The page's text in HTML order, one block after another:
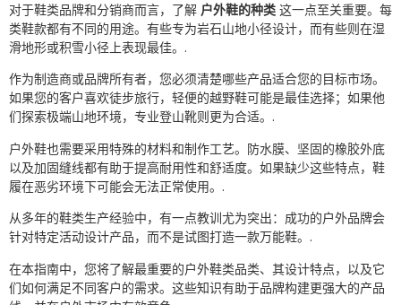
对于鞋类品牌和分销商而言，了解 户外鞋的种类 这一点至关重要。每
类鞋款都有不同的用途。有些专为岩石山地小径设计，而有些则在湿
滑地形或积雪小径上表现最佳。.
作为制造商或品牌所有者，您必须清楚哪些产品适合您的目标市场。
如果您的客户喜欢徒步旅行，轻便的越野鞋可能是最佳选择；如果他
们探索极端山地环境，专业登山靴则更为合适。.
户外鞋也需要采用特殊的材料和制作工艺。防水膜、坚固的橡胶外底
以及加固缝线都有助于提高耐用性和舒适度。如果缺少这些特点，鞋
履在恶劣环境下可能会无法正常使用。.
从多年的鞋类生产经验中，有一点教训尤为突出：成功的户外品牌会
针对特定活动设计产品，而不是试图打造一款万能鞋。.
在本指南中，您将了解最重要的户外鞋类品类、其设计特点，以及它
们如何满足不同客户的需求。这些知识有助于品牌构建更强大的产品